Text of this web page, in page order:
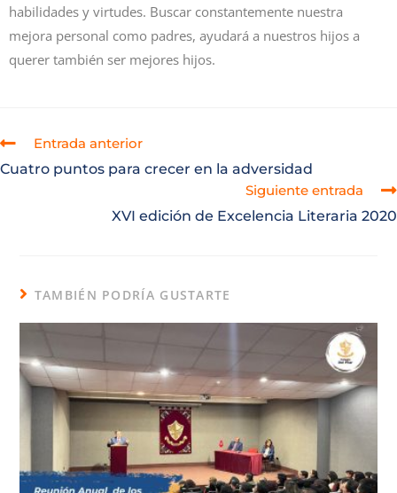
habilidades y virtudes. Buscar constantemente nuestra
mejora personal como padres, ayudará a nuestros hijos a
querer también ser mejores hijos.
Entrada anterior
Cuatro puntos para crecer en la adversidad
Siguiente entrada
XVI edición de Excelencia Literaria 2020
TAMBIÉN PODRÍA GUSTARTE